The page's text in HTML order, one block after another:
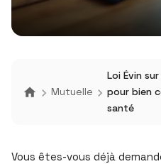
Mutuelle
Loi Évin
pour bien
santé
Vous êtes-vous déjà